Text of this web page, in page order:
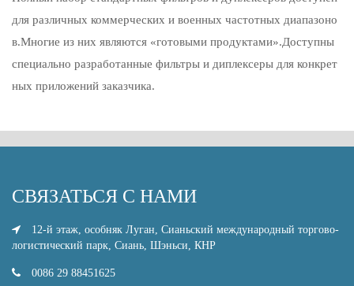
для различных коммерческих и военных частотных диапазоно
в.Многие из них являются «готовыми продуктами».Доступны
специально разработанные фильтры и диплексеры для конкрет
ных приложений заказчика.
СВЯЗАТЬСЯ С НАМИ
12-й этаж, особняк Луган, Сианьский международный торгово-
логистический парк, Сиань, Шэньси, КНР
0086 29 88451625